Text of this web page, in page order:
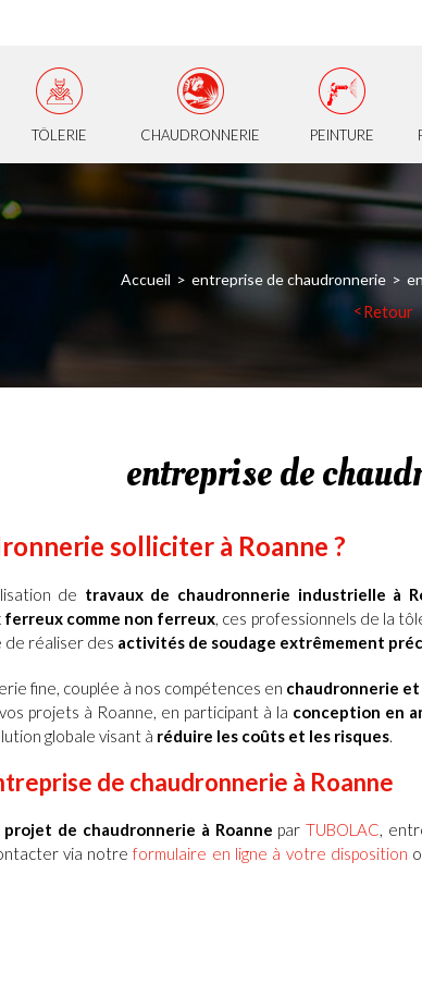
TÔLERIE CHAUDRONNERIE PEINTURE
Accueil entreprise de chaudronnerie
Retour
entreprise de
solliciter à Roanne ?
de travauxde chaudronnerie industrielle à
ferreux comme non ferreux, ces professionnels de la
de réaliser des activités de soudage extrêmement
fine, couplée à nos compétences en chaudronnerie
projets à Roanne, en participant à la conception en
globale visant à réduire les coûts et les risques.
de chaudronnerie à Roanne
projet de chaudronnerie à Roanne parTUBOLAC,
via notreformulaire en ligne à votre disposition